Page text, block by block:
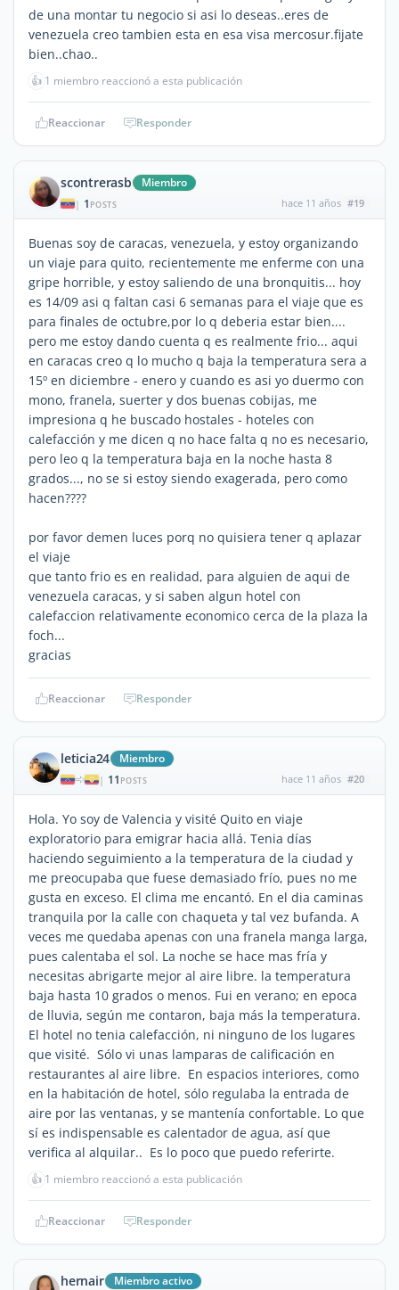
de una montar tu negocio si asi lo deseas..eres de
venezuela creo tambien esta en esa visa mercosur.fijate
bien..chao..
👍 1 miembro reaccionó a esta publicación
Reaccionar Responder
scontrerasb Miembro
| 1 POSTS hace 11 años #19
Buenas soy de caracas, venezuela, y estoy organizando
un viaje para quito, recientemente me enferme con una
gripe horrible, y estoy saliendo de una bronquitis... hoy
es 14/09 asi q faltan casi 6 semanas para el viaje que es
para finales de octubre,por lo q deberia estar bien....
pero me estoy dando cuenta q es realmente frio... aqui
en caracas creo q lo mucho q baja la temperatura sera a
15º en diciembre - enero y cuando es asi yo duermo con
mono, franela, suerter y dos buenas cobijas, me
impresiona q he buscado hostales - hoteles con
calefacción y me dicen q no hace falta q no es necesario,
pero leo q la temperatura baja en la noche hasta 8
grados..., no se si estoy siendo exagerada, pero como
hacen????
por favor demen luces porq no quisiera tener q aplazar
el viaje
que tanto frio es en realidad, para alguien de aqui de
venezuela caracas, y si saben algun hotel con
calefaccion relativamente economico cerca de la plaza la
foch...
gracias
Reaccionar Responder
leticia24 Miembro
| 11 POSTS hace 11 años #20
Hola. Yo soy de Valencia y visité Quito en viaje
exploratorio para emigrar hacia allá. Tenia días
haciendo seguimiento a la temperatura de la ciudad y
me preocupaba que fuese demasiado frío, pues no me
gusta en exceso. El clima me encantó. En el dia caminas
tranquila por la calle con chaqueta y tal vez bufanda. A
veces me quedaba apenas con una franela manga larga,
pues calentaba el sol. La noche se hace mas fría y
necesitas abrigarte mejor al aire libre. la temperatura
baja hasta 10 grados o menos. Fui en verano; en epoca
de lluvia, según me contaron, baja más la temperatura.
El hotel no tenia calefacción, ni ninguno de los lugares
que visité. Sólo vi unas lamparas de calificación en
restaurantes al aire libre. En espacios interiores, como
en la habitación de hotel, sólo regulaba la entrada de
aire por las ventanas, y se mantenía confortable. Lo que
sí es indispensable es calentador de agua, así que
verifica al alquilar.. Es lo poco que puedo referirte.
👍 1 miembro reaccionó a esta publicación
Reaccionar Responder
hernair Miembro activo